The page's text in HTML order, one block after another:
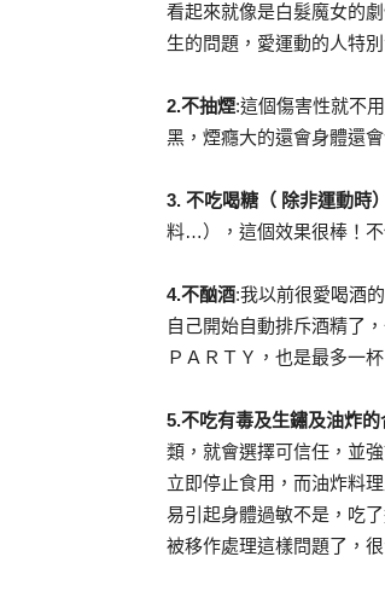
看起來就像是白髮魔女的
生的問題，愛運動的人特別
2.不抽煙:這個傷害性就不
黑，煙癮大的還會身體還
3. 不吃喝糖（ 除非運動時）
料…），這個效果很棒！不
4.不酗酒:我以前很愛喝酒
自己開始自動排斥酒精了
ＰＡＲＴＹ，也是最多一
5.不吃有毒及生鏽及油炸
類，就會選擇可信任，並
立即停止食用，而油炸料
易引起身體過敏不是，吃
被移作處理這樣問題了，很